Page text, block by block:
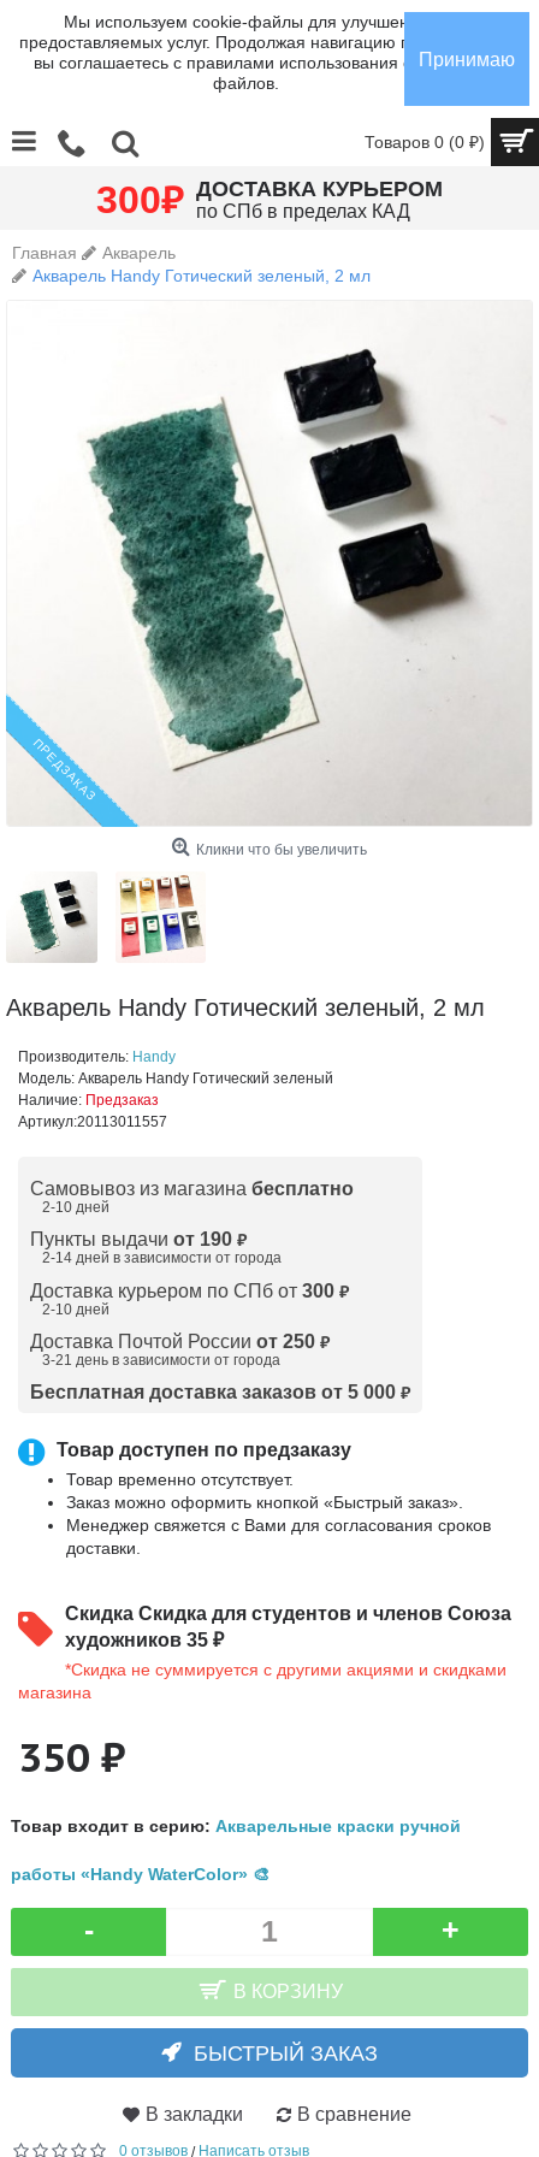
Мы используем cookie-файлы для улучшения
предоставляемых услуг. Продолжая навигацию по сайту,
вы соглашаетесь с правилами использования cookie-
файлов.
Принимаю
Товаров 0 (0 ₽)
300₽ ДОСТАВКА КУРЬЕРОМ
по СПб в пределах КАД
Главная
Акварель
Акварель Handy Готический зеленый, 2 мл
ПРЕДЗАКАЗ
Кликни что бы увеличить
Акварель Handy Готический зеленый, 2 мл
Производитель: Handy
Модель: Акварель Handy Готический зеленый
Наличие: Предзаказ
Артикул:20113011557
Самовывоз из магазина бесплатно
2-10 дней
Пункты выдачи от 190 ₽
2-14 дней в зависимости от города
Доставка курьером по СПб от 300 ₽
2-10 дней
Доставка Почтой России от 250 ₽
3-21 день в зависимости от города
Бесплатная доставка заказов от 5 000 ₽
Товар доступен по предзаказу
Товар временно отсутствует.
Заказ можно оформить кнопкой «Быстрый заказ».
Менеджер свяжется с Вами для согласования сроков
доставки.
Скидка Скидка для студентов и членов Союза
художников 35 ₽
*Скидка не суммируется с другими акциями и скидками
магазина
350 ₽
Товар входит в серию: Акварельные краски ручной
работы «Handy WaterColor» 🎨
- +
В КОРЗИНУ
БЫСТРЫЙ ЗАКАЗ
В закладки В сравнение
0 отзывов / Написать отзыв